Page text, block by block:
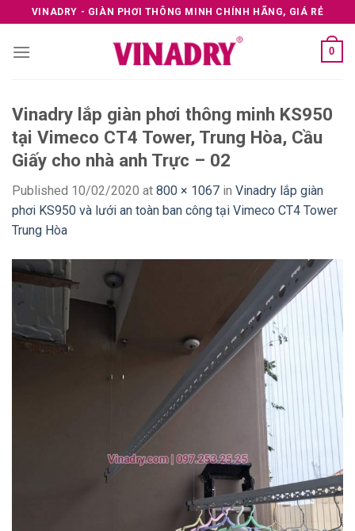
to
content
VINADRY - GIÀN PHƠI THÔNG MINH CHÍNH HÃNG, GIÁ RẺ
0
Vinadry lắp giàn phơi thông minh KS950
tại Vimeco CT4 Tower, Trung Hòa, Cầu
Giấy cho nhà anh Trực – 02
Published 10/02/2020 at 800 × 1067 in Vinadry lắp giàn
phơi KS950 và lưới an toàn ban công tại Vimeco CT4 Tower
Trung Hòa